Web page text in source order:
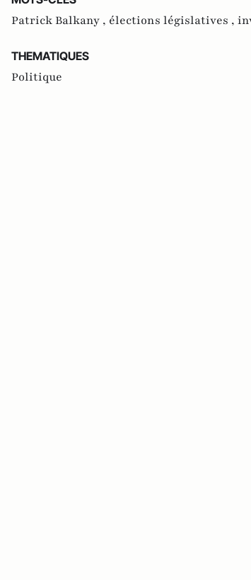
Patrick Balkany , élections législatives ,
THEMATIQUES
Politique